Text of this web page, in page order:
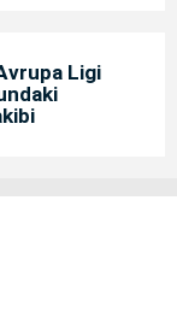
Ligi